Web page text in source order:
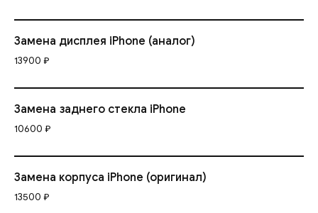
Замена дисплея iPhone (аналог)
13900 ₽
Замена заднего стекла iPhone
10600 ₽
Замена корпуса iPhone (оригинал)
13500 ₽